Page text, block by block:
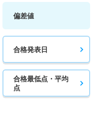
偏差値
合格発表日
合格最低点・平均
点